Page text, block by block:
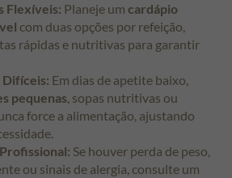
Flexíveis: Planeje um cardápio
com duas opções por refeição,
rápidas e nutritivas para garantir
Difíceis: Em dias de apetite baixo,
pequenas, sopas nutritivas ou
force a alimentação, ajustando
Se houver perda de peso,
ou sinais de alergia, consulte um